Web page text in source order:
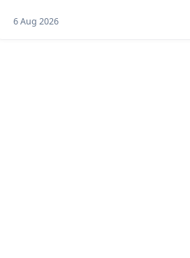
6 Aug 2026